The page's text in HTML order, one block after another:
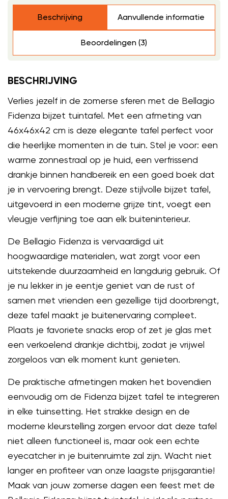
Beschrijving Aanvullende informatie
Beoordelingen (3)
BESCHRIJVING
Verlies jezelf in de zomerse sferen met de Bellagio
Fidenza bijzet tuintafel. Met een afmeting van
46x46x42 cm is deze elegante tafel perfect voor
die heerlijke momenten in de tuin. Stel je voor: een
warme zonnestraal op je huid, een verfrissend
drankje binnen handbereik en een goed boek dat
je in vervoering brengt. Deze stijlvolle bijzet tafel,
uitgevoerd in een moderne grijze tint, voegt een
vleugje verfijning toe aan elk buiteninterieur.
De Bellagio Fidenza is vervaardigd uit
hoogwaardige materialen, wat zorgt voor een
uitstekende duurzaamheid en langdurig gebruik. Of
je nu lekker in je eentje geniet van de rust of
samen met vrienden een gezellige tijd doorbrengt,
deze tafel maakt je buitenervaring compleet.
Plaats je favoriete snacks erop of zet je glas met
een verkoelend drankje dichtbij, zodat je vrijwel
zorgeloos van elk moment kunt genieten.
De praktische afmetingen maken het bovendien
eenvoudig om de Fidenza bijzet tafel te integreren
in elke tuinsetting. Het strakke design en de
moderne kleurstelling zorgen ervoor dat deze tafel
niet alleen functioneel is, maar ook een echte
eyecatcher in je buitenruimte zal zijn. Wacht niet
langer en profiteer van onze laagste prijsgarantie!
Maak van jouw zomerse dagen een feest met de